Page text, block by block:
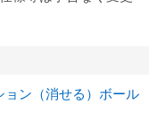
ョン（消せる）ボール